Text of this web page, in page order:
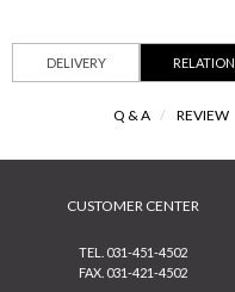
DELIVERY RELATION
Q & A / REVIEW
CUSTOMER CENTER
TEL. 031-451-4502
FAX. 031-421-4502